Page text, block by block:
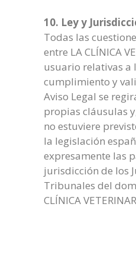
10. Ley y
Todas las
entre LA CLÍNICA
usuario relativas a
cumplimiento y
Aviso Legal se
propias cláusulas
no estuviere
la legislación
expresamente las
jurisdicción de los
Tribunales del
CLÍNICA